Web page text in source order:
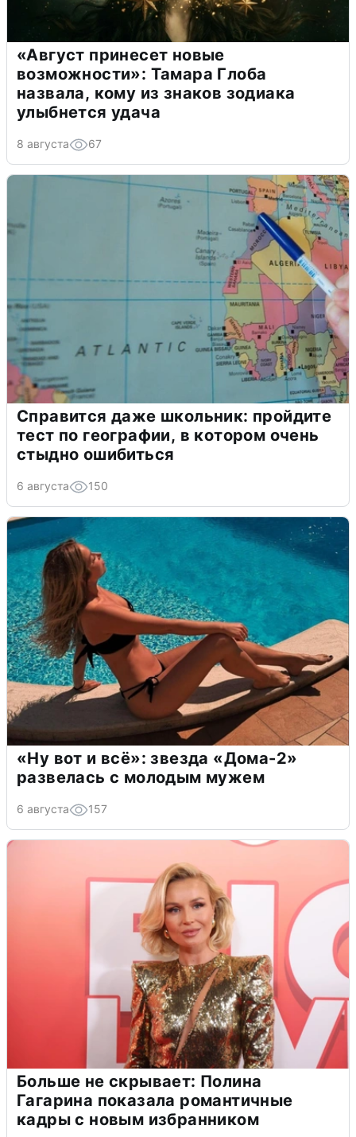
«Август принесет новые
возможности»: Тамара Глоба
назвала, кому из знаков зодиака
улыбнется удача
8 августа 67
Справится даже школьник: пройдите
тест по географии, в котором очень
стыдно ошибиться
6 августа 150
«Ну вот и всё»: звезда «Дома-2»
развелась с молодым мужем
6 августа 157
Больше не скрывает: Полина
Гагарина показала романтичные
кадры с новым избранником